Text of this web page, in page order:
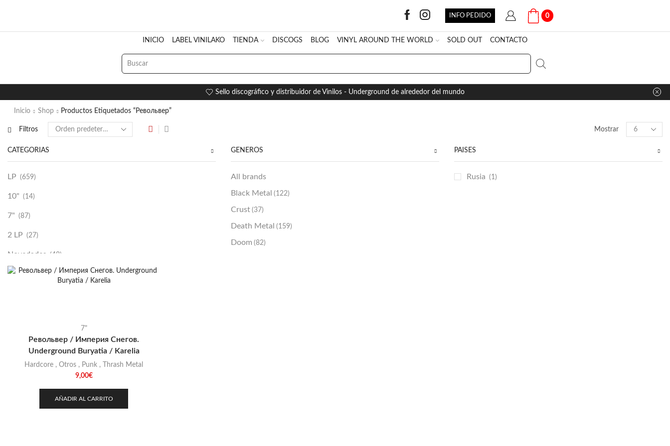
INFO PEDIDO 0
INICIO LABEL VINILAKO TIENDA DISCOGS BLOG VINYL AROUND THE WORLD SOLD OUT CONTACTO
SEARCH
INPUT
Sello discográfico y distribuidor de Vinilos - Underground de alrededor del mundo
Inicio Shop Productos Etiquetados “Револьвер”
Filtros Mostrar
Products
per
CATEGORÍAS
LP (659)
10" (14)
7" (87)
2 LP (27)
Novedades (48)
Vinilako (34)
GÉNEROS
All brands
Black Metal (122)
Crust (37)
Death Metal (159)
Doom (82)
PAÍSES
Rusia (1)
7"
Револьвер / Империя Снегов.
Underground Buryatia / Karelia
Hardcore , Otros , Punk ,
Thrash Metal
9,00€
AÑADIR AL CARRITO